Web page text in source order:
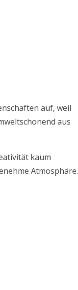
auf, weil
aus
kaum
Atmosphäre.